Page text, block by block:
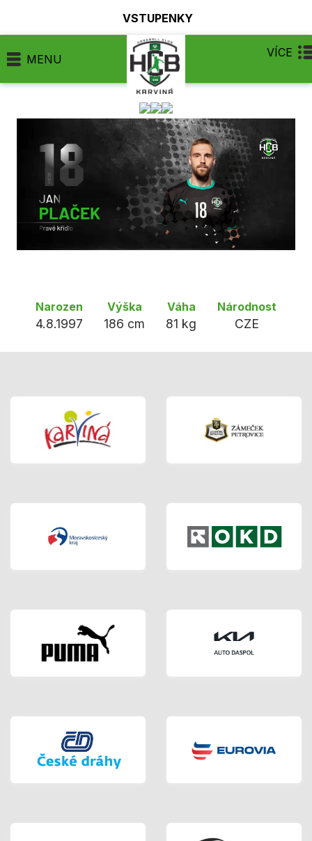
VSTUPENKY
MENU VÍCE
Narozen
4.8.1997
Výška
186 cm
Váha
81 kg
Národnost
CZE